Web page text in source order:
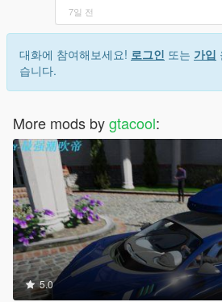
7일 전
대화에 참여해보세요! 로그인 또는 가입
습니다.
More mods bygtacool:
5.0